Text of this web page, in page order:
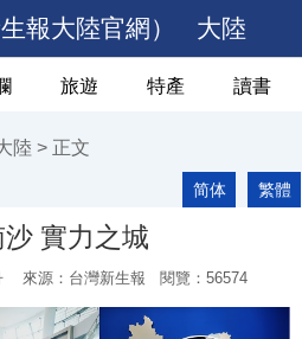
報大陸官網） 大陸
旅遊 特產 讀書
陸 > 正文
繁體
简体
沙 實力之城
來源：台灣新生報 閱覽： 56574